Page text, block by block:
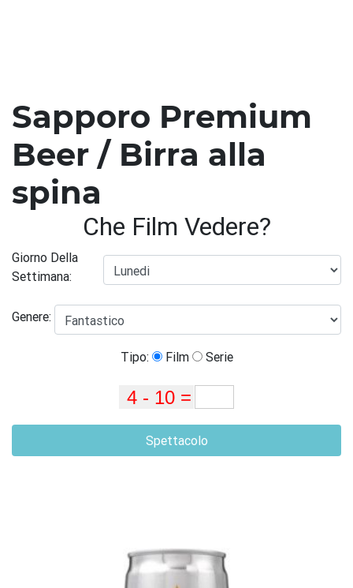
Sapporo Premium
Beer / Birra alla
spina
Che Film Vedere?
Giorno Della
Settimana:
Genere:
Tipo: Film Serie
Spettacolo